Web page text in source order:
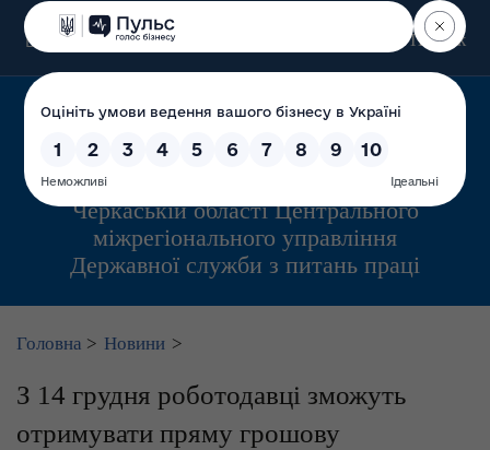
Пошук
Управління інспекційної діяльності у
Черкаській області Центрального
міжрегіонального управління
Державної служби з питань праці
Головна > Новини >
З 14 грудня роботодавці зможуть
отримувати пряму грошову